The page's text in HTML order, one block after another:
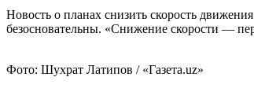
Новость о планах снизить скорость
безосновательны. «Снижение скорости —
Фото: Шухрат Латипов / «Газета.uz»